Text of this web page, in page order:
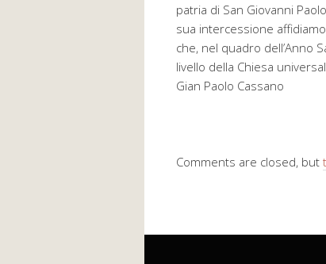
patria di San Giovanni
sua intercessione
che, nel quadro dell’Anno
livello della Chiesa
Gian Paolo Cassano
Comments are closed, but